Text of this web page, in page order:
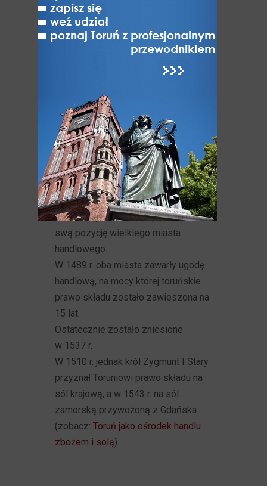
obciążeń pośrednich w handlu i, co
chyba nie jest najmniej ważne,
w ograniczeniu roli Torunia,
doprowadziły w końcu do likwidacji
toruńskiego przywileju składowego.
Toruń jako trzecie miast z „wielkiej
piątki” a drugie z trzech „wielkich
miast pruskich" spadło do roli
wiślanego portu etapowego
w spławie produktów
rolnych. Kontrolowany teraz przez
Gdańsk i wykorzystywany jako
bliskie zaplecze Toruń powoli tracił
swą pozycję wielkiego miasta
handlowego.
W 1489 r. oba miasta zawarły ugodę
handlową, na mocy której toruńskie
prawo składu zostało zawieszona na
15 lat.
Ostatecznie zostało zniesione
w 1537 r.
W 1510 r. jednak król Zygmunt I Stary
przyznał Toruniowi prawo składu na
sól krajową, a w 1543 r. na sól
zamorską przywożoną z Gdańska
(zobacz:Toruń jako ośrodek handlu
zbożem i solą).